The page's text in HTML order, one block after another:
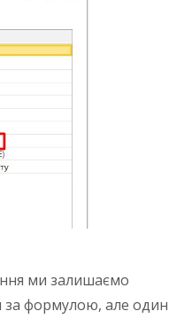
ми залишаємо
за формулою, але один